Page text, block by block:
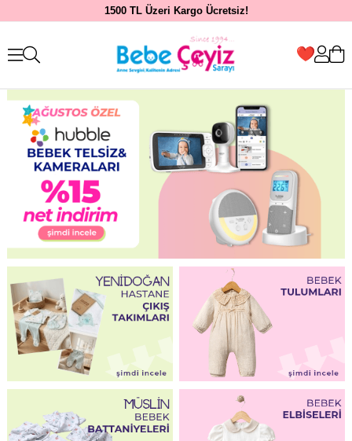
1500 TL Üzeri Kargo Ücretsiz!